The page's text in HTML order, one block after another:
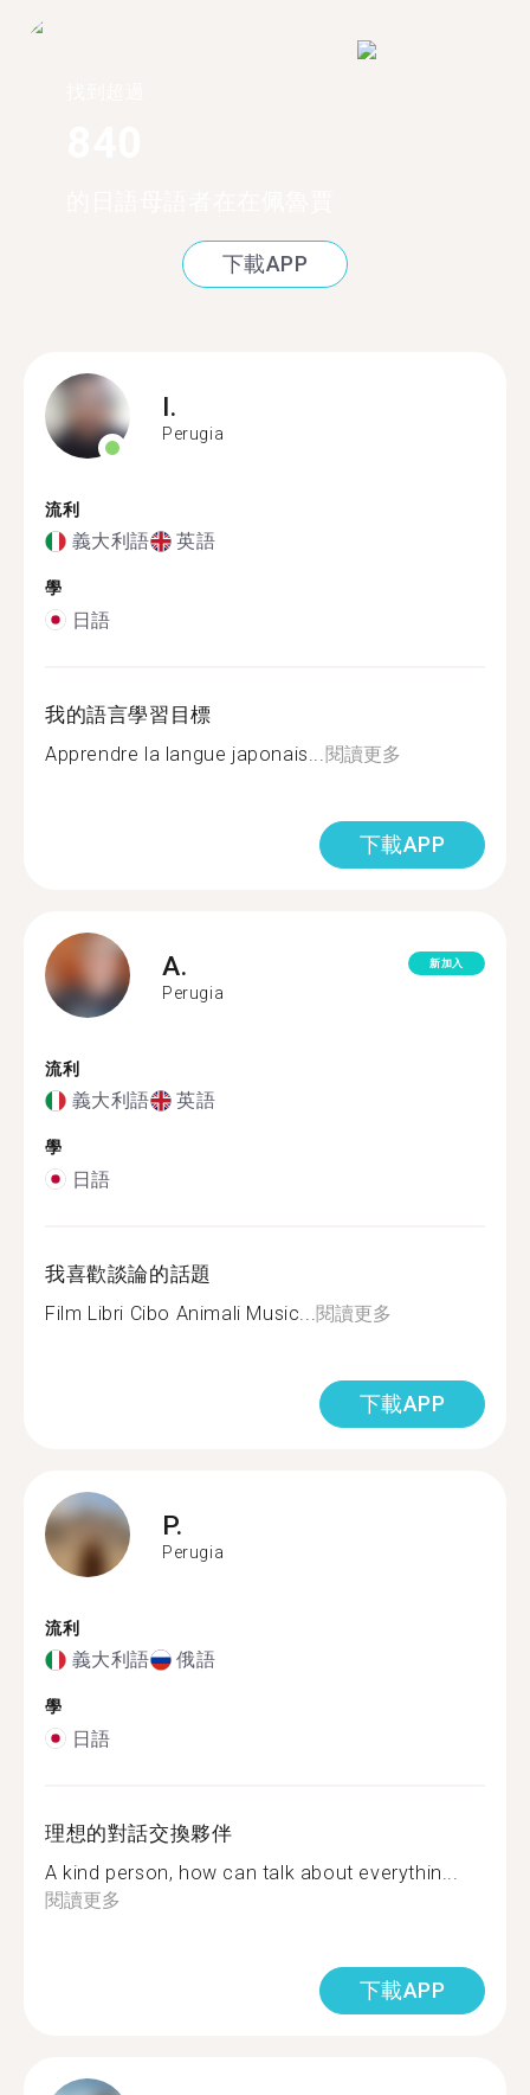
下載APP
I.
Perugia
流利
義大利語 英語
學
日語
我的語言學習目標
Apprendre la langue japonais... 閱讀更多
下載APP
A.
Perugia
新加入
流利
義大利語 英語
學
日語
我喜歡談論的話題
Film Libri Cibo Animali Music... 閱讀更多
下載APP
P.
Perugia
流利
義大利語 俄語
學
日語
理想的對話交換夥伴
A kind person, how can talk about everythin...
閱讀更多
下載APP